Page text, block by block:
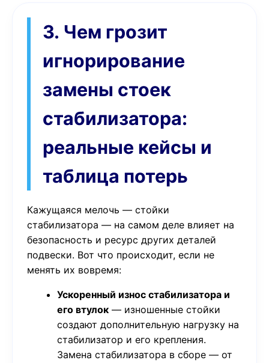
3. Чем грозит
игнорирование
замены стоек
стабилизатора:
реальные кейсы и
таблица потерь
Кажущаяся мелочь — стойки
стабилизатора — на самом деле влияет на
безопасность и ресурс других деталей
подвески. Вот что происходит, если не
менять их вовремя:
Ускоренный износ стабилизатора и
его втулок — изношенные стойки
создают дополнительную нагрузку на
стабилизатор и его крепления.
Замена стабилизатора в сборе — от